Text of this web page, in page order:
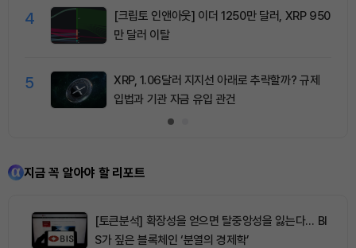
4
[크립토 인앤아웃] 이더 1250만 달러, XRP 950
만 달러 이탈
5
XRP, 1.06달러 지지선 아래로 추락할까? 규제
입법과 기관 자금 유입 관건
지금 꼭 알아야 할 리포트
[토큰분석] 확장성을 얻으면 탈중앙성을 잃는다… BI
S가 짚은 블록체인 ‘분열의 경제학’